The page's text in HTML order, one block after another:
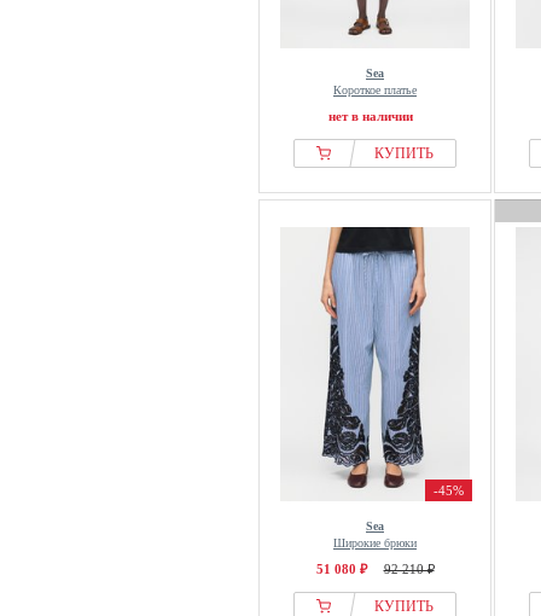
Sea
Короткое платье
нет в наличии
КУПИТЬ
-45%
Sea
Широкие брюки
51 080 ₽ 92 210 ₽
КУПИТЬ